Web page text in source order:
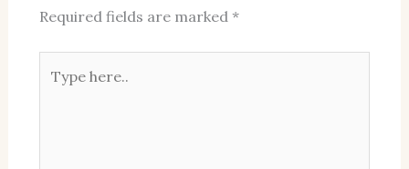
Required fields are marked *
here..